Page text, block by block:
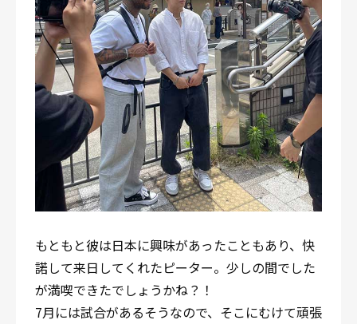
もともと彼は日本に興味があったこともあり、快
諾して来日してくれたピーター。少しの間でした
が満喫できたでしょうかね？！
7月には試合があるそうなので、そこにむけて頑張